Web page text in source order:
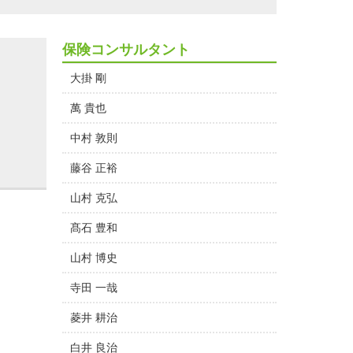
保険コンサルタント
大掛 剛
萬 貴也
中村 敦則
藤谷 正裕
山村 克弘
髙石 豊和
山村 博史
寺田 一哉
菱井 耕治
白井 良治